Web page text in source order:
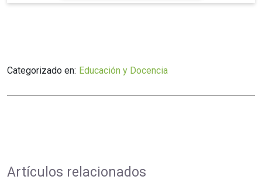
Categorizado en: Educación y Docencia
Artículos relacionados